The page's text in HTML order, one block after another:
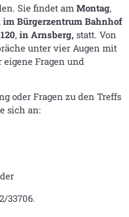
Sie findet am Montag,
im Bürgerzentrum Bahnhof
, in Arnsberg, statt. Von
unter vier Augen mit
Fragen und
oder Fragen zu den Treffs
sich an:
33706.